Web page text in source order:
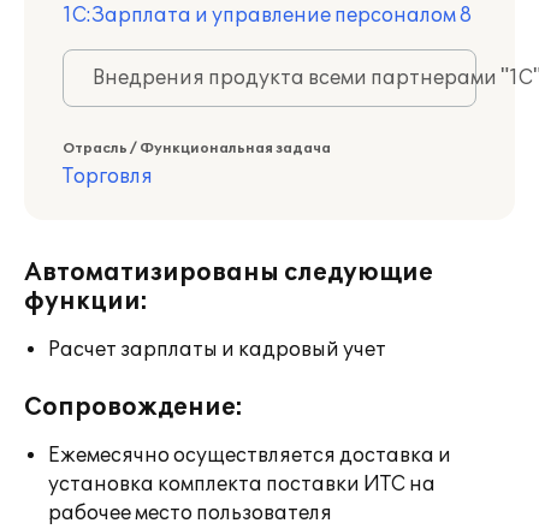
1С:Зарплата и управление персоналом 8
Внедрения продукта всеми партнерами
Отрасль / Функциональная задача
Торговля
Автоматизированы следующие
функции:
Расчет зарплаты и кадровый учет
Сопровождение:
Ежемесячно осуществляется доставка и
установка комплекта поставки ИТС на
рабочее место пользователя